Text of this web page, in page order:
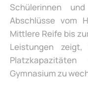
Schülerinnen
Abschlüsse vom
Mittlere Reife bis
Leistungen
Gymnasium zu